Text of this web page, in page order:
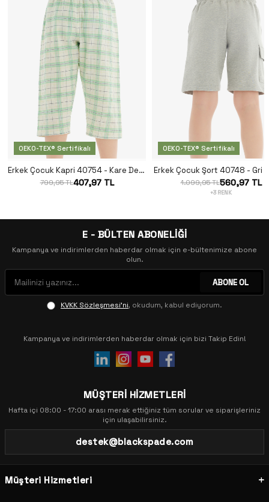
OEKO-TEX® Sertifikalı
Erkek Çocuk Kapri 40754 - Kare Desenli
799,95 TL407,97 TL
OEKO-TEX® Sertifikalı
Erkek Çocuk Şort 40748 - Gri
1.099,95 TL560,97 TL
+3 RENK
E - BÜLTEN ABONELİĞİ
Kampanya ve indirimlerden haberdar olmak için e-bültenimize abone
olun.
ABONE OL
KVKK Sözleşmesi'ni, okudum, kabul ediyorum.
Kampanya ve indirimlerden haberdar olmak için bizi Takip Edin!
MÜŞTERİ HİZMETLERİ
Hafta içi 08:00 - 17:00 arası merak ettiğiniz tüm sorular ve siparişleriniz
için ulaşabilirsiniz.
destek@blackspade.com
Müşteri Hizmetleri